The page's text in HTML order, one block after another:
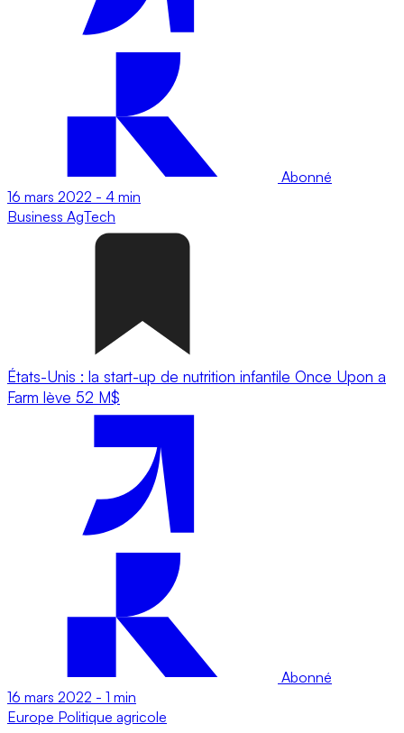
Abonné
16 mars 2022 - 4 min
Business AgTech
États-Unis : la start-up de nutrition infantile Once Upon a
Farm lève 52 M$
Abonné
16 mars 2022 - 1 min
Europe Politique agricole